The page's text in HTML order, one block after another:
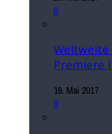
0
Weltweite
Premiere
16. Mai 2017
0